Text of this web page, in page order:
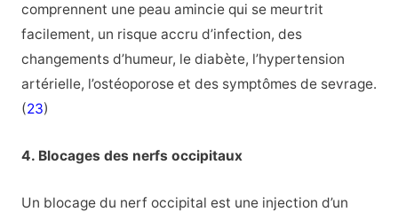
comprennent une peau amincie qui se meurtrit
facilement, un risque accru d’infection, des
changements d’humeur, le diabète, l’hypertension
artérielle, l’ostéoporose et des symptômes de sevrage.
(23)
4. Blocages des nerfs occipitaux
Un blocage du nerf occipital est une injection d’un